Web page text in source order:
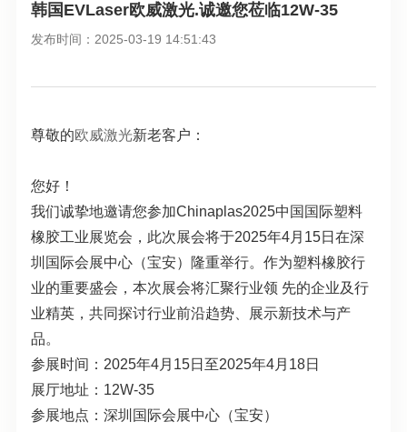
韩国EVLaser欧威激光.诚邀您莅临12W-35
发布时间：2025-03-19 14:51:43
尊敬的欧威激光新老客户：
您好！
我们诚挚地邀请您参加Chinaplas2025中国国际塑料
橡胶工业展览会，此次展会将于2025年4月15日在深
圳国际会展中心（宝安）隆重举行。作为塑料橡胶行
业的重要盛会，本次展会将汇聚行业领 先的企业及行
业精英，共同探讨行业前沿趋势、展示新技术与产
品。
参展时间：2025年4月15日至2025年4月18日
展厅地址：12W-35
参展地点：深圳国际会展中心（宝安）